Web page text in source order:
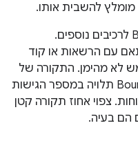
מומלץ מאוד להפעיל את BoundSan לרכיבים נוספים.
עם הרשאות או קוד
לא מהימן. התקורה של
הביצועים שקשורה להפעלת BoundSan תלויה במספר הגישות
צפוי אחוז תקורה קטן
הם בעיה.